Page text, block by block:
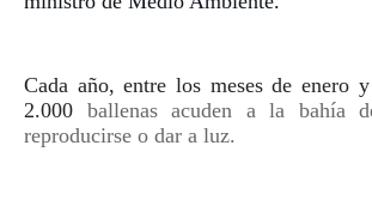
Cada año, entre los meses de enero
2.000 ballenasacuden a la bahía
reproducirse o dar a luz.